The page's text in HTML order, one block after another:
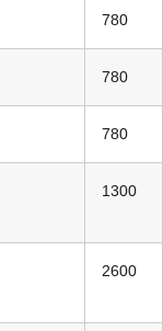
780
780
780
1300
2600